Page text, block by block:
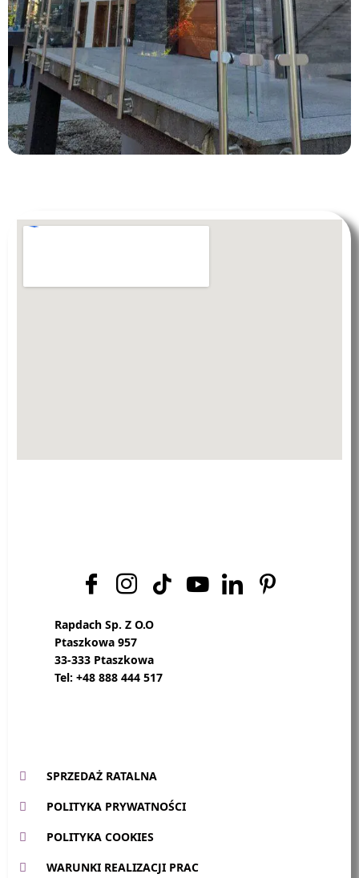
Rapdach Sp. Z O.O
Ptaszkowa 957
33-333 Ptaszkowa
Tel: +48 888 444 517
SPRZEDAŻ RATALNA
POLITYKA PRYWATNOŚCI
POLITYKA COOKIES
WARUNKI REALIZACJI PRAC